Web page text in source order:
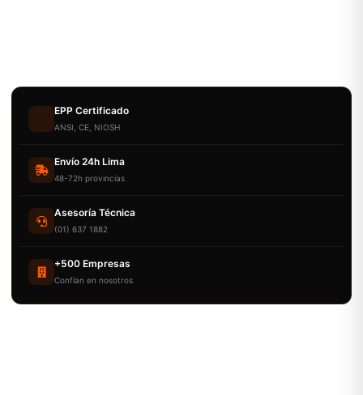
EPP Certificado
ANSI, CE, NIOSH
Envío 24h Lima
48-72h provincias
Asesoría Técnica
(01) 637 1882
+500 Empresas
Confían en nosotros